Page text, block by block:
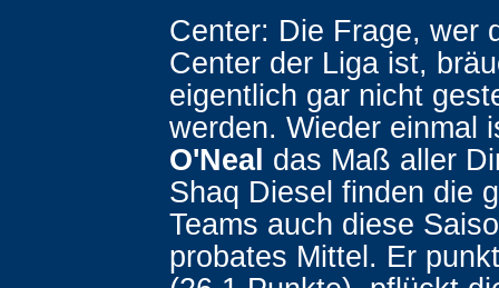
Center: Die Frage, wer
Center der Liga ist,
eigentlich gar nicht
werden. Wieder einmal
O'Neal das Maß aller
Shaq Diesel finden die
Teams auch diese
probates Mittel. Er